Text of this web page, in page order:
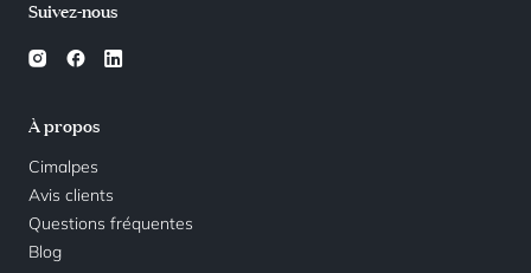
À propos
Cimalpes
Avis clients
Questions fréquentes
Blog
Suivez-nous